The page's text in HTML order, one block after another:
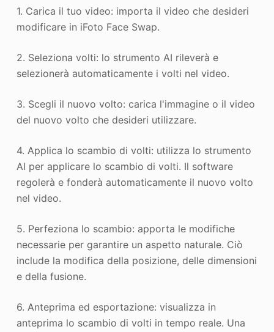
1. Carica il tuo video: importa il video che desideri
modificare in iFoto Face Swap.
2. Seleziona volti: lo strumento AI rileverà e
selezionerà automaticamente i volti nel video.
3. Scegli il nuovo volto: carica l'immagine o il video
del nuovo volto che desideri utilizzare.
4. Applica lo scambio di volti: utilizza lo strumento
AI per applicare lo scambio di volti. Il software
regolerà e fonderà automaticamente il nuovo volto
nel video.
5. Perfeziona lo scambio: apporta le modifiche
necessarie per garantire un aspetto naturale. Ciò
include la modifica della posizione, delle dimensioni
e della fusione.
6. Anteprima ed esportazione: visualizza in
anteprima lo scambio di volti in tempo reale. Una